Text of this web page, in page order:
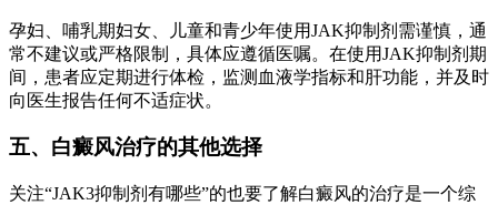
孕妇、哺乳期妇女、儿童和青少年使用JAK抑制剂需谨慎，通
常不建议或严格限制，具体应遵循医嘱。在使用JAK抑制剂期
间，患者应定期进行体检，监测血液学指标和肝功能，并及时
向医生报告任何不适症状。
五、白癜风治疗的其他选择
关注“JAK3抑制剂有哪些”的也要了解白癜风的治疗是一个综